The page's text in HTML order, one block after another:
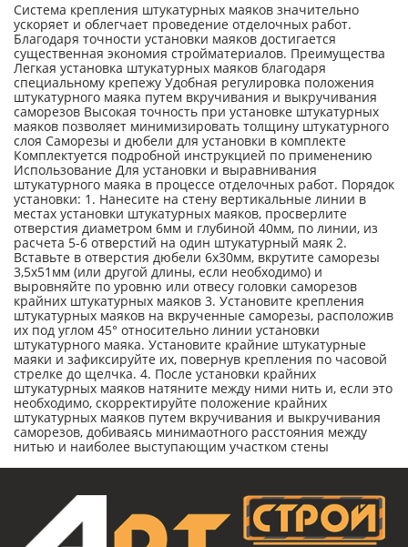
Система крепления штукатурных маяков значительно
ускоряет и облегчает проведение отделочных работ.
Благодаря точности установки маяков достигается
существенная экономия стройматериалов. Преимущества
Легкая установка штукатурных маяков благодаря
специальному крепежу Удобная регулировка положения
штукатурного маяка путем вкручивания и выкручивания
саморезов Высокая точность при установке штукатурных
маяков позволяет минимизировать толщину штукатурного
слоя Саморезы и дюбели для установки в комплекте
Комплектуется подробной инструкцией по применению
Использование Для установки и выравнивания
штукатурного маяка в процессе отделочных работ. Порядок
установки: 1. Нанесите на стену вертикальные линии в
местах установки штукатурных маяков, просверлите
отверстия диаметром 6мм и глубиной 40мм, по линии, из
расчета 5-6 отверстий на один штукатурный маяк 2.
Вставьте в отверстия дюбели 6х30мм, вкрутите саморезы
3,5х51мм (или другой длины, если необходимо) и
выровняйте по уровню или отвесу головки саморезов
крайних штукатурных маяков 3. Установите крепления
штукатурных маяков на вкрученные саморезы, расположив
их под углом 45° относительно линии установки
штукатурного маяка. Установите крайние штукатурные
маяки и зафиксируйте их, повернув крепления по часовой
стрелке до щелчка. 4. После установки крайних
штукатурных маяков натяните между ними нить и, если это
необходимо, скорректируйте положение крайних
штукатурных маяков путем вкручивания и выкручивания
саморезов, добиваясь минимаотного расстояния между
нитью и наиболее выступающим участком стены